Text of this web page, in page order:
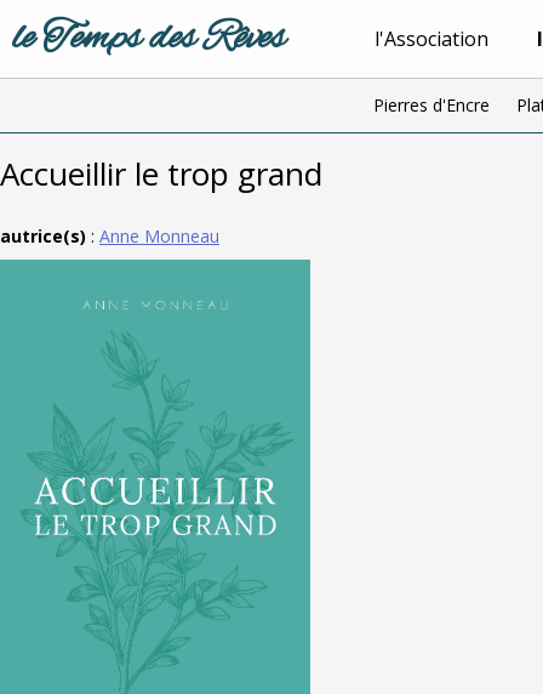
le Temps des Rêves l'Association
Pierres d'Encre
Accueillir le trop grand
autrice(s) : Anne Monneau